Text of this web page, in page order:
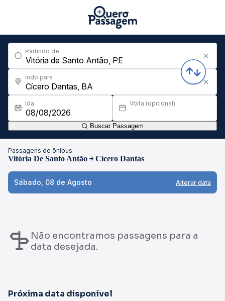
Partindo de
Indo para
Ida Volta (opcional)
Buscar Passagem
Passagens de ônibus
Vitória De Santo Antão Cícero Dantas
Sábado, 08 de Agosto Alterar data
Não encontramos passagens para a
data desejada.
Próxima data disponível